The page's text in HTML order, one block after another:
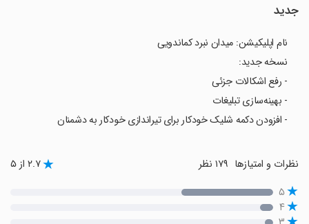
جدید
نام اپلیکیشن: میدان نبرد کماندویی
نسخه جدید:
- رفع اشکالات جزئی
- بهینه‌سازی تبلیغات
- افزودن دکمه شلیک خودکار برای تیراندازی خودکار به دشمنان
نظرات و امتیازها ۲.۷ از ۵
۵
۴